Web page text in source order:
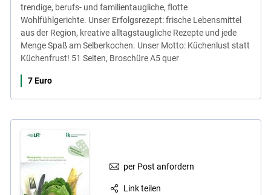
trendige, berufs- und familientaugliche, flotte
Wohlfühlgerichte. Unser Erfolgsrezept: frische Lebensmittel
aus der Region, kreative alltagstaugliche Rezepte und jede
Menge Spaß am Selberkochen. Unser Motto: Küchenlust statt
Küchenfrust! 51 Seiten, Broschüre A5 quer
7 Euro
per Post anfordern
Link teilen